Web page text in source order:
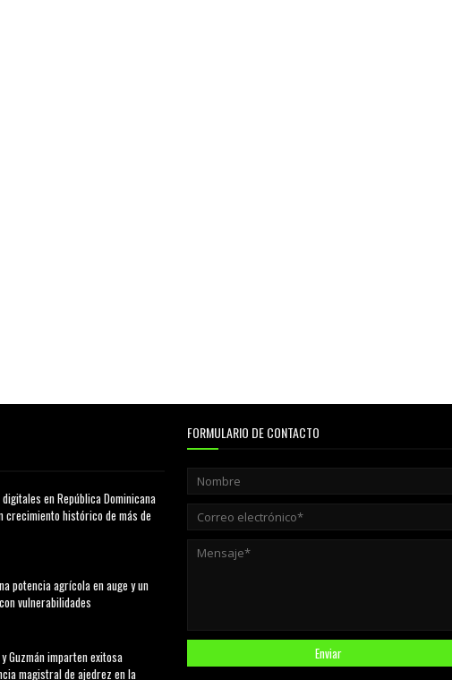
en República Dominicana
crecimiento histórico de más de
potencia agrícola en auge y un
vulnerabilidades
Guzmán imparten exitosa
magistral de ajedrez en la
FORMULARIO DE CONTACTO